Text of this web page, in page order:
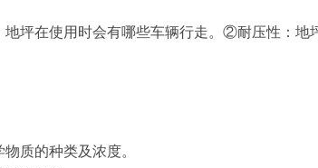
坪在使用时会有哪些车辆行走。②耐压性：地
质的种类及浓度。